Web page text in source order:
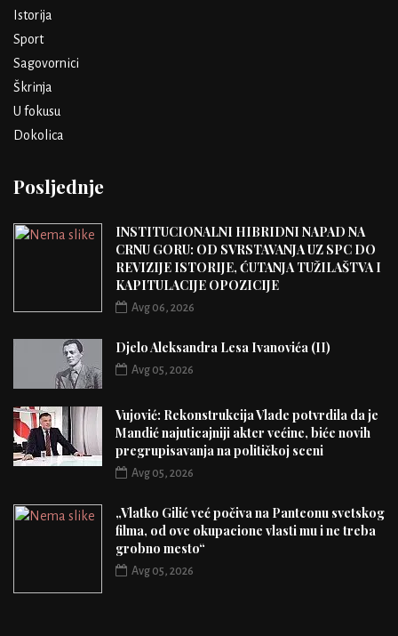
Istorija
Sport
Sagovornici
Škrinja
U fokusu
Dokolica
Posljednje
INSTITUCIONALNI HIBRIDNI NAPAD NA
CRNU GORU: OD SVRSTAVANJA UZ SPC DO
REVIZIJE ISTORIJE, ĆUTANJA TUŽILAŠTVA I
KAPITULACIJE OPOZICIJE
Avg 06, 2026
Djelo Aleksandra Lesa Ivanovića (II)
Avg 05, 2026
Vujović: Rekonstrukcija Vlade potvrdila da je
Mandić najuticajniji akter većine, biće novih
pregrupisavanja na političkoj sceni
Avg 05, 2026
„Vlatko Gilić već počiva na Panteonu svetskog
filma, od ove okupacione vlasti mu i ne treba
grobno mesto“
Avg 05, 2026